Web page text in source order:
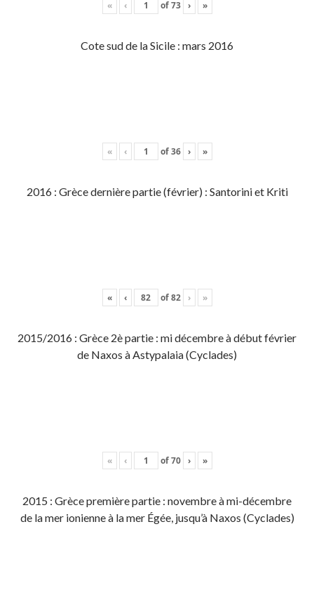
« ‹ of73 › »
Cote sud de la Sicile : mars 2016
« ‹ of36 › »
2016 : Grèce dernière partie (février) : Santorini et Kriti
« ‹ of82 › »
2015/2016 : Grèce 2è partie : mi décembre à début février
de Naxos à Astypalaia (Cyclades)
« ‹ of70 › »
2015 : Grèce première partie : novembre à mi-décembre
de la mer ionienne à la mer Égée, jusqu’à Naxos (Cyclades)